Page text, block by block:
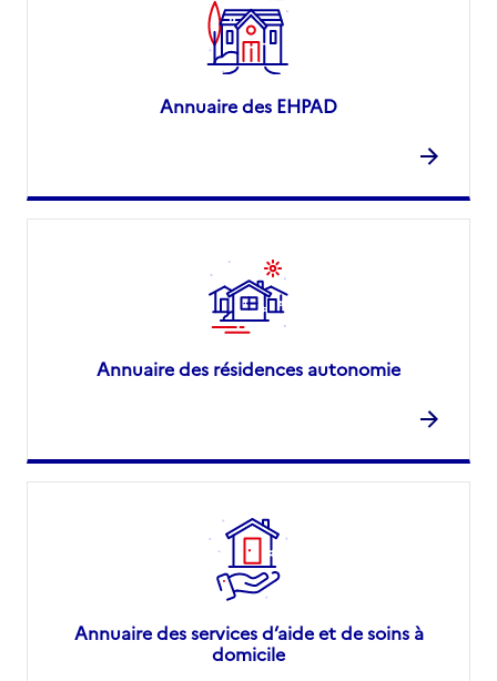
Annuaire des EHPAD
Annuaire des résidences autonomie
Annuaire des services d’aide et de soins à
domicile